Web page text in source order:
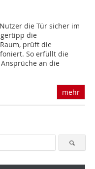
die Tür sicher im
die
prüft die
So erfüllt die
an die
mehr